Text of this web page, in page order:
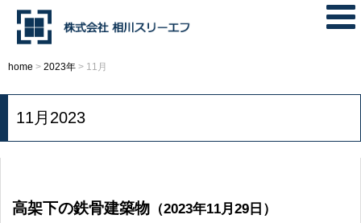
home > 2023年 > 11月
11月2023
高架下の鉄骨建築物 （2023年11月29日）